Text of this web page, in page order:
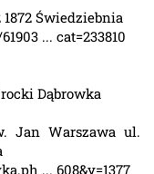
Świedziebnia
... cat=233810
Dąbrowka
Jan Warszawa ul.
... 608&y=1377